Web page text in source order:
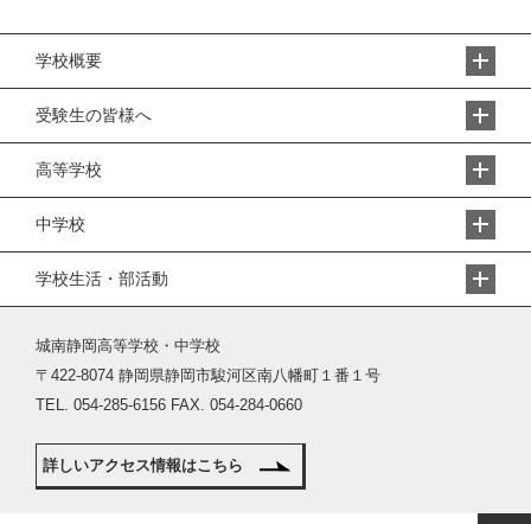
学校概要
受験生の皆様へ
高等学校
中学校
学校生活・部活動
城南静岡高等学校・中学校
〒422-8074 静岡県静岡市駿河区南八幡町１番１号
TEL. 054-285-6156 FAX. 054-284-0660
詳しいアクセス情報はこちら